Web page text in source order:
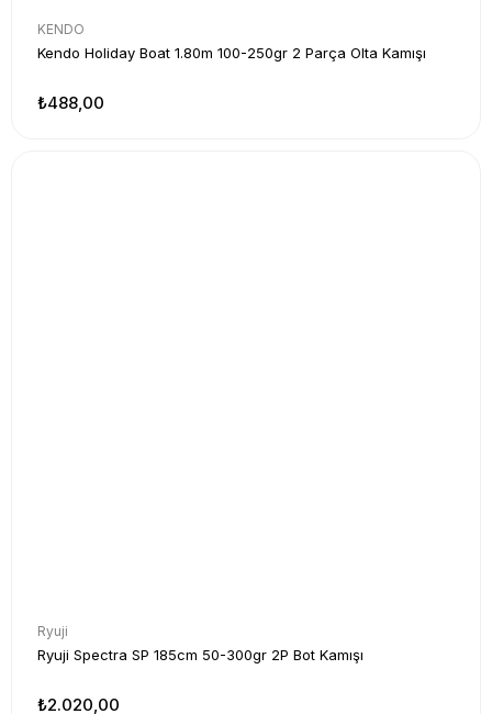
KENDO
Kendo Holiday Boat 1.80m 100-250gr 2 Parça Olta Kamışı
₺488,00
Ryuji
Ryuji Spectra SP 185cm 50-300gr 2P Bot Kamışı
₺2.020,00